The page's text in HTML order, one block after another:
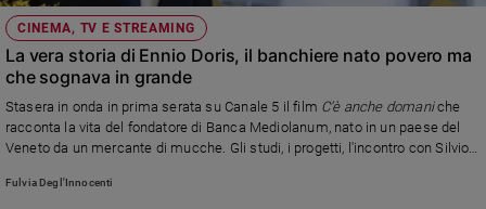
CINEMA, TV E STREAMING
La vera storia di Ennio Doris, il banchiere nato povero ma
che sognava in grande
Stasera in onda in prima serata su Canale 5 il film C'è anche domaniche
racconta la vita del fondatore di Banca Mediolanum, nato in un paese del
Veneto da un mercante di mucche. Gli studi, i progetti, l'incontro con Silvio
gioventù anche quando viaggiava in elicottero
Fulvia Degl'Innocenti